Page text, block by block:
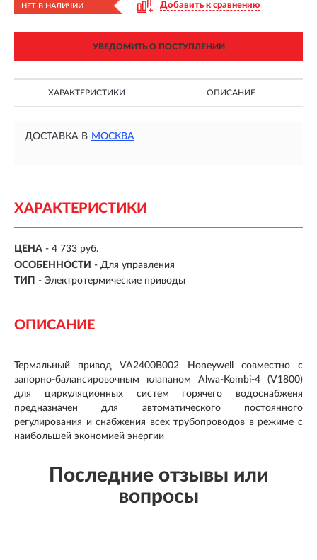
НЕТ В НАЛИЧИИ Добавить к сравнению
УВЕДОМИТЬ О ПОСТУПЛЕНИИ
ХАРАКТЕРИСТИКИ ОПИСАНИЕ
ДОСТАВКА В МОСКВА
ХАРАКТЕРИСТИКИ
ЦЕНА - 4 733 руб.
ОСОБЕННОСТИ - Для управления
ТИП - Электротермические приводы
ОПИСАНИЕ
Термальный привод VA2400B002 Honeywell совместно с
запорно-балансировочным клапаном Alwa-Kombi-4 (V1800)
для циркуляционных систем горячего водоснабженя
предназначен для автоматического постоянного
регулирования и снабжения всех трубопроводов в режиме с
наибольшей экономией энергии
Последние отзывы или
вопросы